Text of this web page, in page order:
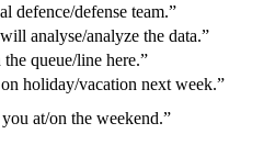
defence/defense team.”
analyse/analyze the data.”
the queue/line here.”
on holiday/vacation next week.”
you at/on the weekend.”